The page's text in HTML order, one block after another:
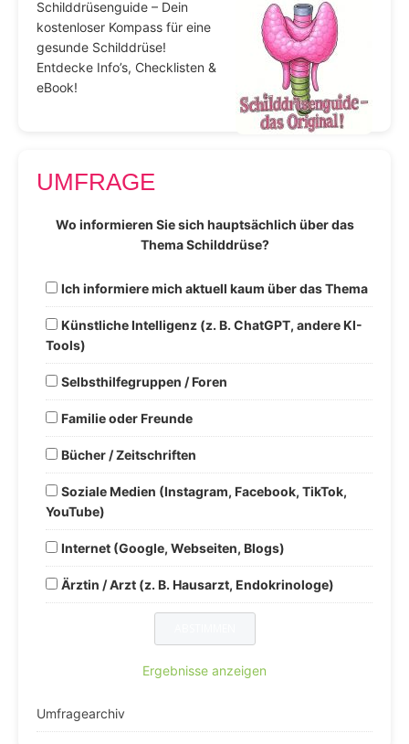
Schilddrüsenguide – Dein
kostenloser Kompass für eine
gesunde Schilddrüse!
Entdecke Info’s, Checklisten &
eBook!
UMFRAGE
Wo informieren Sie sich hauptsächlich über das
Thema Schilddrüse?
Ich informiere mich aktuell kaum über das Thema
Künstliche Intelligenz (z. B. ChatGPT, andere KI-
Tools)
Selbsthilfegruppen / Foren
Familie oder Freunde
Bücher / Zeitschriften
Soziale Medien (Instagram, Facebook, TikTok,
YouTube)
Internet (Google, Webseiten, Blogs)
Ärztin / Arzt (z. B. Hausarzt, Endokrinologe)
Ergebnisse anzeigen
Umfragearchiv